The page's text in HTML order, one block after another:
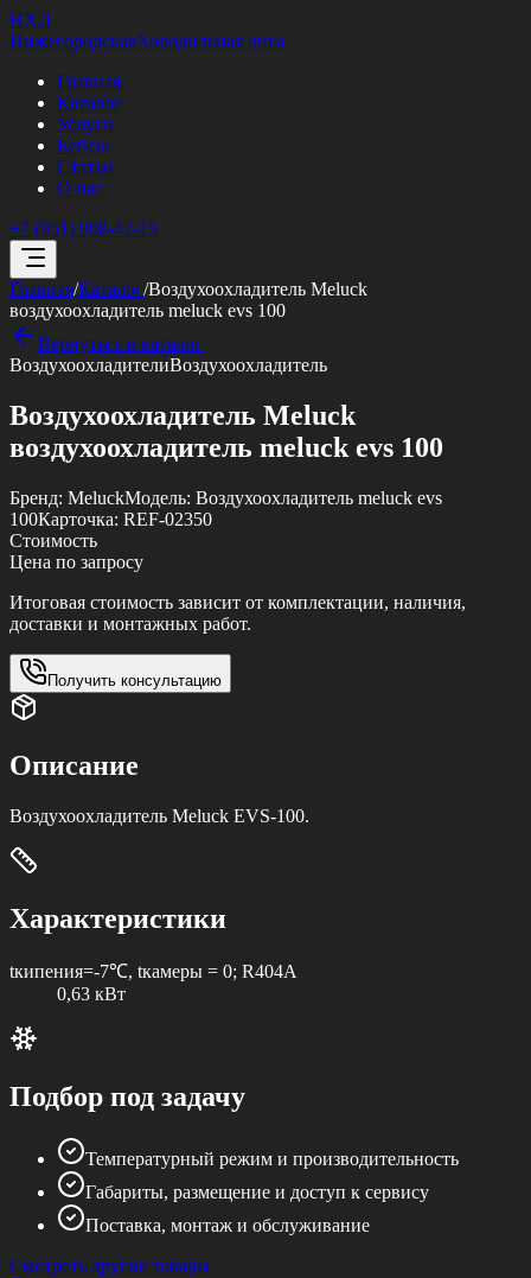
НХЛ
НижегородскаяХолодильная лига
Главная
Каталог
Услуги
Кейсы
Статьи
О нас
+7 (951) 908-42-13
Главная/Каталог/Воздухоохладитель Meluck
воздухоохладитель meluck evs 100
Вернуться в каталог
ВоздухоохладителиВоздухоохладитель
Воздухоохладитель Meluck
воздухоохладитель meluck evs 100
Бренд: MeluckМодель: Воздухоохладитель meluck evs
100Карточка: REF-02350
Стоимость
Цена по запросу
Итоговая стоимость зависит от комплектации, наличия,
доставки и монтажных работ.
Получить консультацию
Описание
Воздухоохладитель Meluck EVS-100.
Характеристики
tкипения=-7℃, tкамеры = 0; R404A
0,63 кВт
Подбор под задачу
Температурный режим и производительность
Габариты, размещение и доступ к сервису
Поставка, монтаж и обслуживание
Смотреть другие товары